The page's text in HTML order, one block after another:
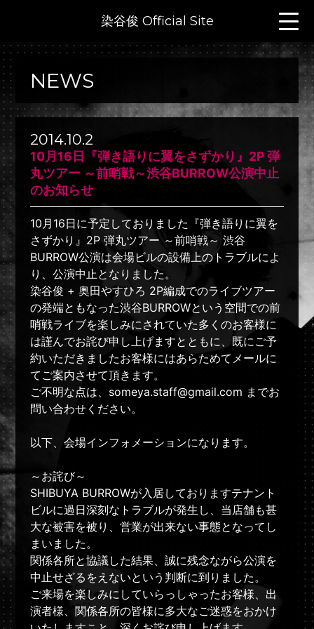
染谷俊 Official Site
NEWS
2014.10.2
10月16日『弾き語りに翼をさずかり』2P 弾
丸ツアー ～前哨戦～渋谷BURROW公演中止
のお知らせ
10月16日に予定しておりました『弾き語りに翼を
さずかり』2P 弾丸ツアー ～前哨戦～ 渋谷
BURROW公演は会場ビルの設備上のトラブルによ
り、公演中止となりました。
染谷俊 + 奥田やすひろ 2P編成でのライブツアー
の発端ともなった渋谷BURROWという空間での前
哨戦ライブを楽しみにされていた多くのお客様に
は謹んでお詫び申し上げますとともに、既にご予
約いただきましたお客様にはあらためてメールに
てご案内させて頂きます。
ご不明な点は、someya.staff@gmail.com までお
問い合わせください。
以下、会場インフォメーションになります。
～お詫び～
SHIBUYA BURROWが入居しておりますテナント
ビルに過日深刻なトラブルが発生し、当店舗も甚
大な被害を被り、営業が出来ない事態となってし
まいました。
関係各所と協議した結果、誠に残念ながら公演を
中止せざるをえないという判断に到りました。
ご来場を楽しみにしていらっしゃったお客様、出
演者様、関係各所の皆様に多大なご迷惑をおかけ